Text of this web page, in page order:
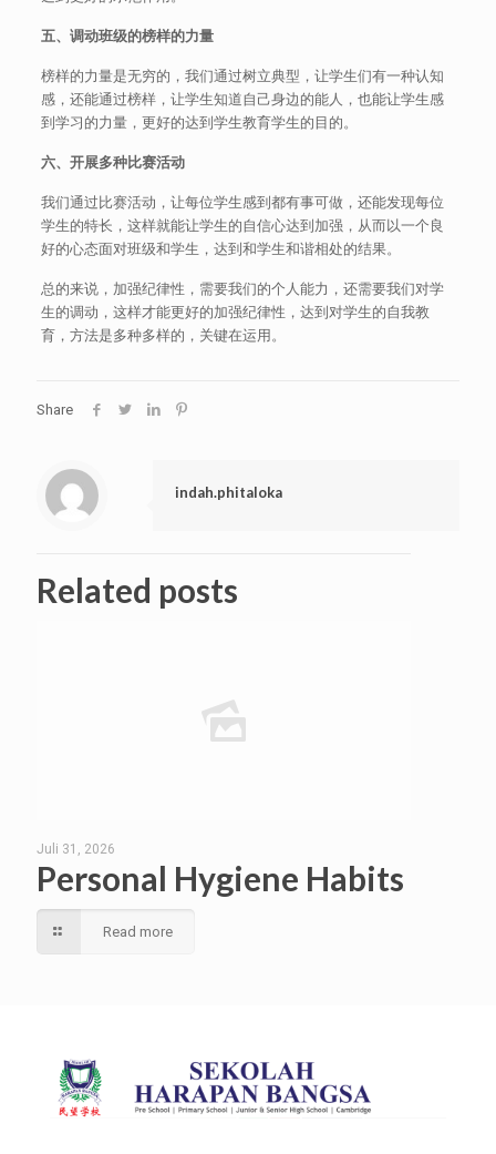
五、调动班级的榜样的力量
榜样的力量是无穷的，我们通过树立典型，让学生们有一种认知
感，还能通过榜样，让学生知道自己身边的能人，也能让学生感
到学习的力量，更好的达到学生教育学生的目的。
六、开展多种比赛活动
我们通过比赛活动，让每位学生感到都有事可做，还能发现每位
学生的特长，这样就能让学生的自信心达到加强，从而以一个良
好的心态面对班级和学生，达到和学生和谐相处的结果。
总的来说，加强纪律性，需要我们的个人能力，还需要我们对学
生的调动，这样才能更好的加强纪律性，达到对学生的自我教
育，方法是多种多样的，关键在运用。
Share
indah.phitaloka
Related posts
Juli 31, 2026
Personal Hygiene Habits
Read more